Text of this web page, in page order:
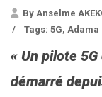
By Anselme
/
Tags: 5G, Adama
« Un pilote
démarré